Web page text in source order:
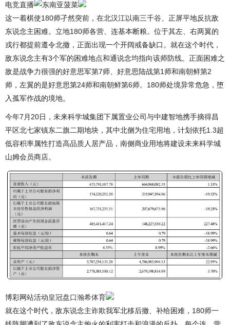
电竞直播
这一着棋使180师孑然突前，在北汉江以南三千谷、正屏平地反抗敌
东说念主困难。立地180师各营、连基本断粮。位于其左、右两翼的
戎行都提前遵令北撤，正面出现一个开阔戒备缺口。就在这个时代，
敌东说念主有3个军的困难地点和通说念均指向该师防线。正面困难之
敌是战争力很强的好意思军第7师、好意思陆战第1师和南朝鲜第2
师，左翼的是好意思第24师和南朝鲜第6师。180师处境异常危急，堕
入孤军作战的境地。
今年7月20日，未来科学城集团下属置业公司与中建智地携手摘得昌
平区北七家镇东二旗二期地块，其中北侧为住宅用地，计划依托1.3超
低容积率属性打造高品质人居产品，南侧商业用地将建设未来科学城
山姆会员商店。
博彩网站活动皇冠盘口瀚希体育
就在这个时代，敌东说念主诈欺我军北移后撤、补给困难，180师一